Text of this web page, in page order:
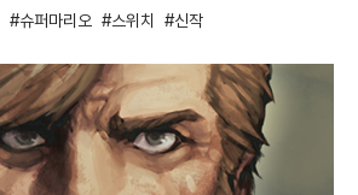
슈퍼마리오 스위치 신작